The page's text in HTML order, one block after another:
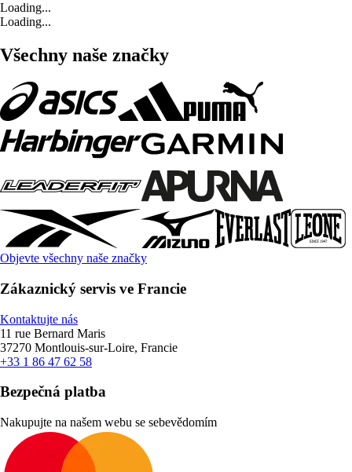
Loading...
Loading...
Všechny naše značky
Objevte všechny naše značky
Zákaznický servis ve Francie
Kontaktujte nás
11 rue Bernard Maris
37270 Montlouis-sur-Loire, Francie
+33 1 86 47 62 58
Bezpečná platba
Nakupujte na našem webu se sebevědomím